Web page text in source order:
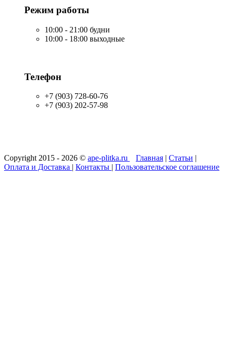
Режим работы
10:00 - 21:00 будни
10:00 - 18:00 выходные
Телефон
+7 (903) 728-60-76
+7 (903) 202-57-98
Copyright 2015 - 2026 © ape-plitka.ru Главная | Статьи |
Оплата и Доставка | Контакты | Пользовательское соглашение